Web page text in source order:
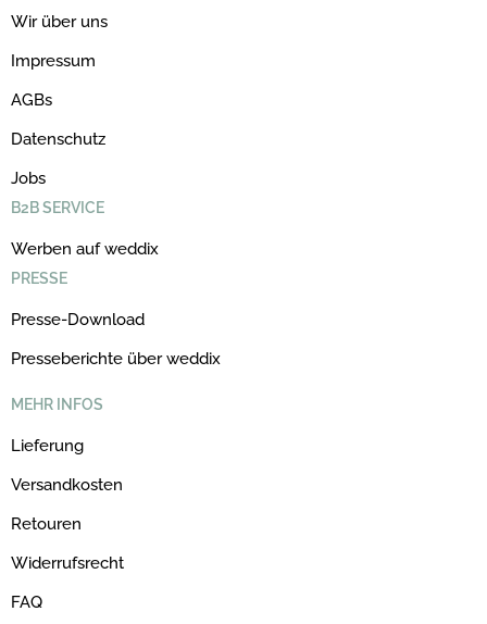
Wir über uns
Impressum
AGBs
Datenschutz
Jobs
B2B SERVICE
Werben auf weddix
PRESSE
Presse-Download
Presseberichte über weddix
MEHR INFOS
Lieferung
Versandkosten
Retouren
Widerrufsrecht
FAQ